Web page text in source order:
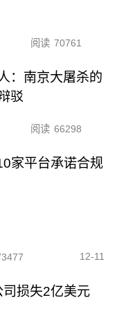
阅读 70761
：南京大屠杀的
驳
阅读 66298
家平台承诺合规
12-11
损失2亿美元